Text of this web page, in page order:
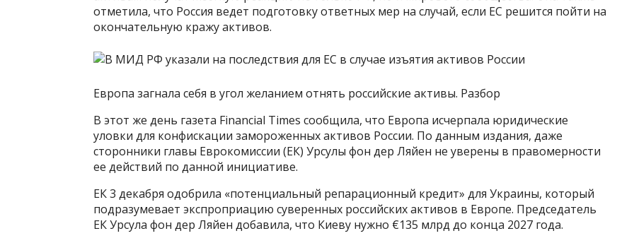
отметила, что Россия ведет подготовку ответных мер на случай, если ЕС решится пойти на
окончательную кражу активов.
Европа загнала себя в угол желанием отнять российские активы. Разбор
В этот же день газета Financial Times сообщила, что Европа исчерпала юридические
уловки для конфискации замороженных активов России. По данным издания, даже
сторонники главы Еврокомиссии (ЕК) Урсулы фон дер Ляйен не уверены в правомерности
ее действий по данной инициативе.
ЕК 3 декабря одобрила «потенциальный репарационный кредит» для Украины, который
подразумевает экспроприацию суверенных российских активов в Европе. Председатель
ЕК Урсула фон дер Ляйен добавила, что Киеву нужно €135 млрд до конца 2027 года.